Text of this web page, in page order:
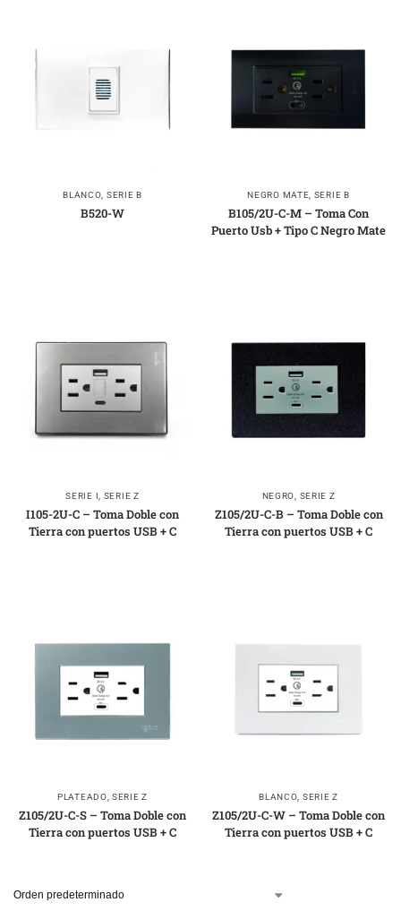
BLANCO SERIE B
B520-W
NEGRO MATE SERIE B
B105/2U-C-M – Toma Con
Puerto Usb + Tipo C Negro Mate
SERIE I SERIE Z
I105-2U-C – Toma Doble con
Tierra con puertos USB + C
NEGRO SERIE Z
Z105/2U-C-B – Toma Doble con
Tierra con puertos USB + C
PLATEADO ,SERIE Z
Z105/2U-C-S – Toma Doble con
Tierra con puertos USB + C
BLANCO SERIE Z
Z105/2U-C-W – Toma Doble con
Tierra con puertos USB + C